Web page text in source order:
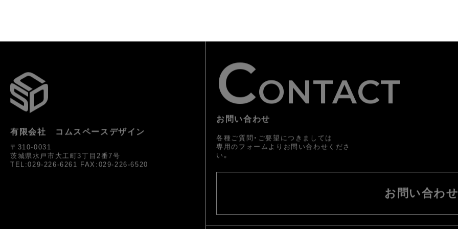
有限会社 コムスペースデザイン
〒310-0031
茨城県水戸市大工町3丁目2番7号
TEL:029-226-6261 FAX:029-226-6520
CONTACT
お問い合わせ
各種ご質問・ご要望につきましては
専用のフォームよりお問い合わせくださ
い。
お問い合わ